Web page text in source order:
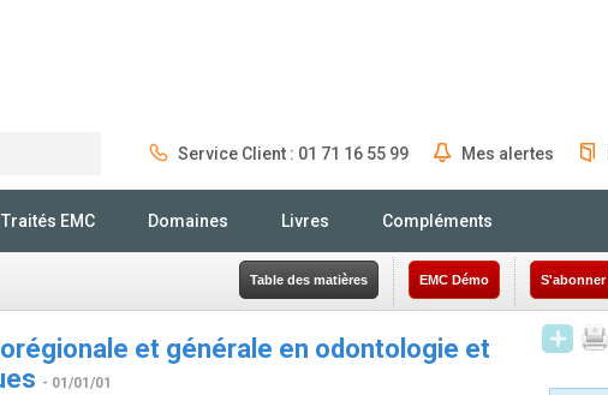
Service Client : 01 71 16 55 99 Mes alertes
Traités EMC Domaines Livres Compléments
Table des matières EMC Démo S'abonner
et générale en odontologie et
- 01/01/01